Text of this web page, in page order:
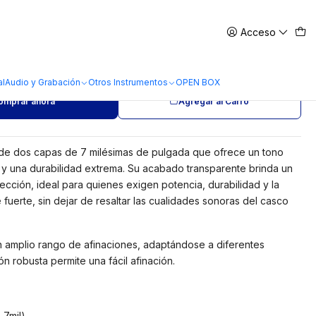
Acceso
Audio y Grabación Otros Instrumentos OPEN BOX
Agregar al Carro
ahora
dos capas de 7 milésimas de pulgada que ofrece un tono
una durabilidad extrema. Su acabado transparente brinda un
ideal para quienes exigen potencia, durabilidad y la
sin dejar de resaltar las cualidades sonoras del casco
amplio rango de afinaciones, adaptándose a diferentes
robusta permite una fácil afinación.